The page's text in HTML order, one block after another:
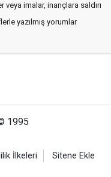
imalar, inançlara saldırı
yazılmış yorumlar
1995
İlkeleri Sitene Ekle